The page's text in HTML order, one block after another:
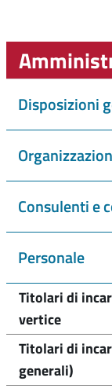
Disposizioni
Consulenti e
Personale
Titolari di
vertice
Titolari di
generali)